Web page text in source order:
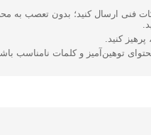
فنی ارسال کنید؛ بدون تعصب به
کنید.
توهین‌آمیز و کلمات نامناسب